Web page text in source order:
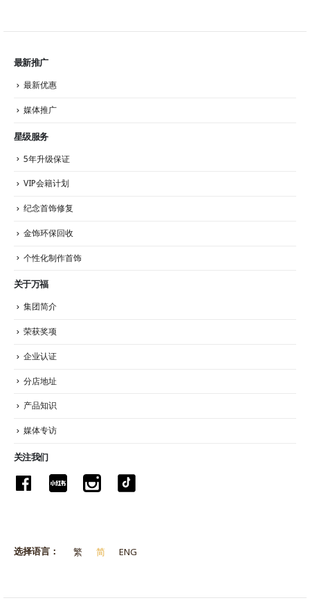
最新推广
最新优惠
媒体推广
星级服务
5年升级保证
VIP会籍计划
纪念首饰修复
金饰环保回收
个性化制作首饰
关于万福
集团简介
荣获奖项
企业认证
分店地址
产品知识
媒体专访
关注我们
选择语言： 繁 简 ENG